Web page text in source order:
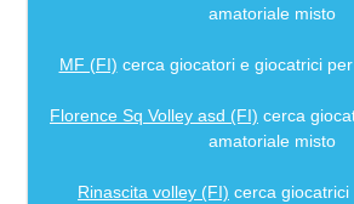
amatoriale misto
MF (FI) cerca giocatori e giocatrici
Florence Sq Volley asd (FI) cerca
amatoriale misto
Rinascita volley (FI) cerca